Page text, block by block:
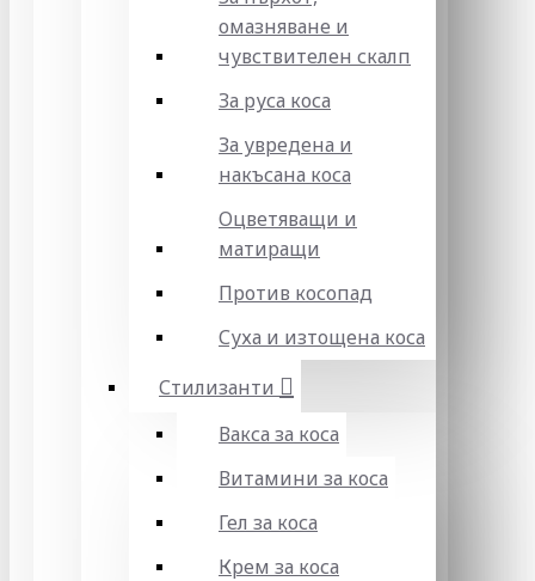
омазняване и
чувствителен скалп
За руса коса
За увредена и
накъсана коса
Оцветяващи и
матиращи
Против косопад
Суха и изтощена коса
Стилизанти
Вакса за коса
Витамини за коса
Гел за коса
Крем за коса